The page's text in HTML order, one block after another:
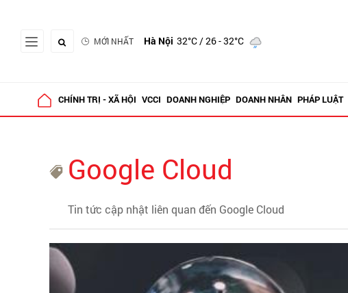
MỚI NHẤT Hà Nội 32°C/ 26 - 32°C
CHÍNH TRỊ - XÃ HỘI VCCI DOANH NGHIỆP DOANH NHÂN PHÁP LUẬT
Google Cloud
Tin tức cập nhật liên quan đến Google Cloud